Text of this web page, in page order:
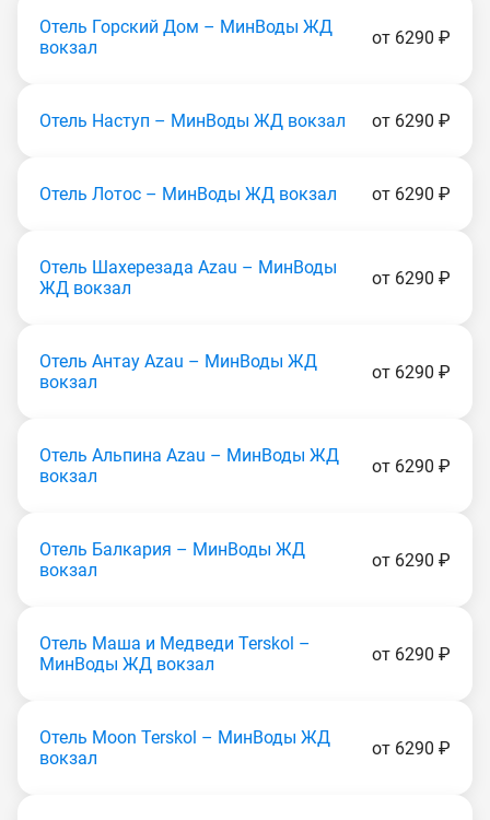
Отель Горский Дом – МинВоды ЖД
вокзал
от 6290 ₽
Отель Наступ – МинВоды ЖД вокзал от 6290 ₽
Отель Лотос – МинВоды ЖД вокзал от 6290 ₽
Отель Шахерезада Аzаu – МинВоды
ЖД вокзал
от 6290 ₽
Отель Антау Аzаu – МинВоды ЖД
вокзал
от 6290 ₽
Отель Альпина Аzаu – МинВоды ЖД
вокзал
от 6290 ₽
Отель Балкария – МинВоды ЖД
вокзал
от 6290 ₽
Отель Маша и Медведи Теrskоl –
МинВоды ЖД вокзал
от 6290 ₽
Отель Moon Теrskоl – МинВоды ЖД
вокзал
от 6290 ₽